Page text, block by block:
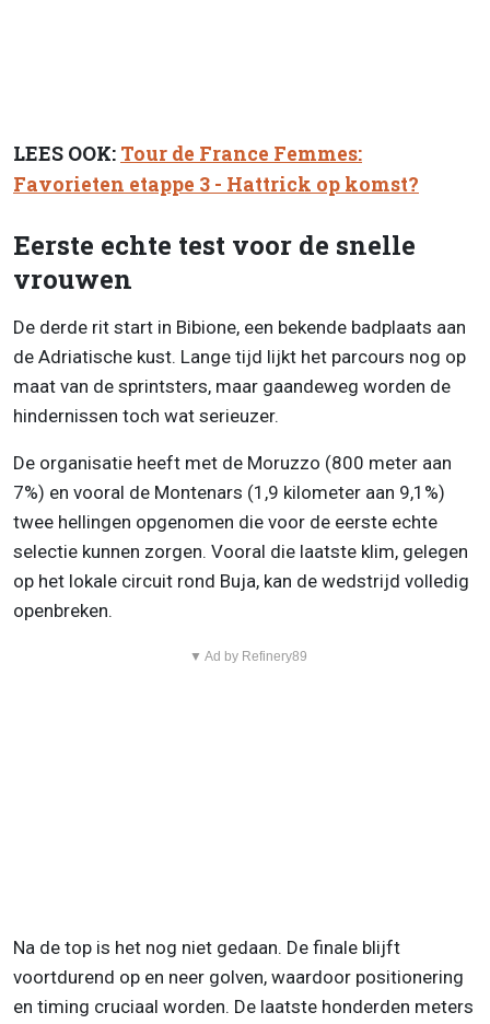
LEES OOK: Tour de France Femmes:
Favorieten etappe 3 - Hattrick op komst?
Eerste echte test voor de snelle
vrouwen
De derde rit start in Bibione, een bekende badplaats aan
de Adriatische kust. Lange tijd lijkt het parcours nog op
maat van de sprintsters, maar gaandeweg worden de
hindernissen toch wat serieuzer.
De organisatie heeft met de Moruzzo (800 meter aan
7%) en vooral de Montenars (1,9 kilometer aan 9,1%)
twee hellingen opgenomen die voor de eerste echte
selectie kunnen zorgen. Vooral die laatste klim, gelegen
op het lokale circuit rond Buja, kan de wedstrijd volledig
openbreken.
▼ Ad by Refinery89
Na de top is het nog niet gedaan. De finale blijft
voortdurend op en neer golven, waardoor positionering
en timing cruciaal worden. De laatste honderden meters